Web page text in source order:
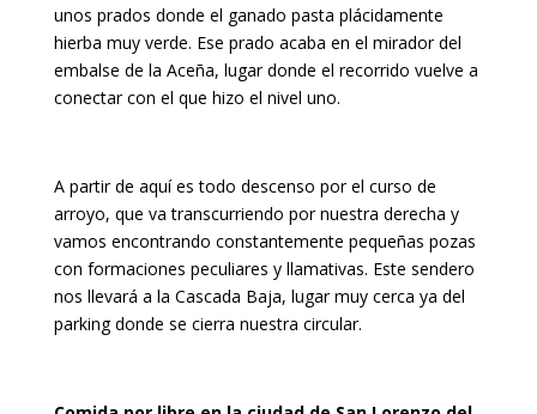
unos prados donde el ganado pasta plácidamente
hierba muy verde. Ese prado acaba en el mirador del
embalse de la Aceña, lugar donde el recorrido vuelve a
conectar con el que hizo el nivel uno.
A partir de aquí es todo descenso por el curso de
arroyo, que va transcurriendo por nuestra derecha y
vamos encontrando constantemente pequeñas pozas
con formaciones peculiares y llamativas. Este sendero
nos llevará a la Cascada Baja, lugar muy cerca ya del
parking donde se cierra nuestra circular.